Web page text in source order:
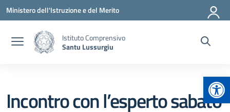
Vai ai contenuti
Vai al menu di navigazione
Vai al footer
Ministero dell'Istruzione e del Merito
Istituto Comprensivo
Santu Lussurgiu
Incontro con l’esperto sabato